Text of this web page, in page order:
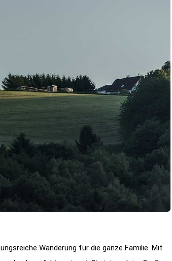
Wanderung für die ganze Familie. Mit